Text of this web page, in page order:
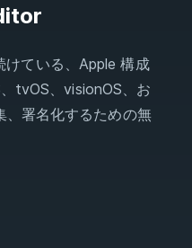
けている、Apple 構成
tvOS、visionOS、お
署名化するための無